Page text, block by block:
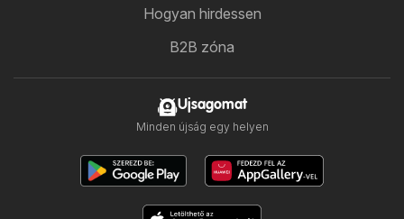
Hogyan hirdessen
B2B zóna
Ujsagomat
Minden újság egy helyen